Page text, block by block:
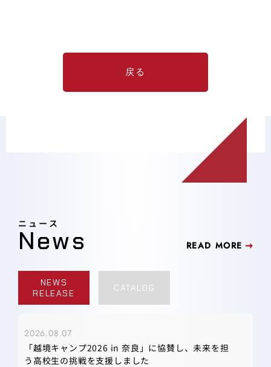
戻る
ニュース
News READ MORE
NEWS
RELEASE
CATALOG
2026.08.07
「越境キャンプ2026 in 奈良」に協賛し、未来を担
う高校生の挑戦を支援しました